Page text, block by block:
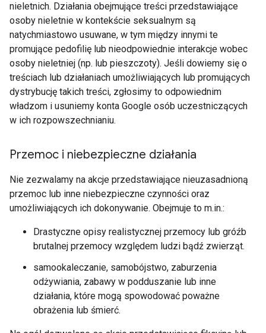
nieletnich. Działania obejmujące treści przedstawiające
osoby nieletnie w kontekście seksualnym są
natychmiastowo usuwane, w tym między innymi te
promujące pedofilię lub nieodpowiednie interakcje wobec
osoby nieletniej (np. lub pieszczoty). Jeśli dowiemy się o
treściach lub działaniach umożliwiających lub promujących
dystrybucję takich treści, zgłosimy to odpowiednim
władzom i usuniemy konta Google osób uczestniczących
w ich rozpowszechnianiu.
Przemoc i niebezpieczne działania
Nie zezwalamy na akcje przedstawiające nieuzasadnioną
przemoc lub inne niebezpieczne czynności oraz
umożliwiających ich dokonywanie. Obejmuje to m.in.:
Drastyczne opisy realistycznej przemocy lub gróźb
brutalnej przemocy względem ludzi bądź zwierząt.
samookaleczanie, samobójstwo, zaburzenia
odżywiania, zabawy w podduszanie lub inne
działania, które mogą spowodować poważne
obrażenia lub śmierć.